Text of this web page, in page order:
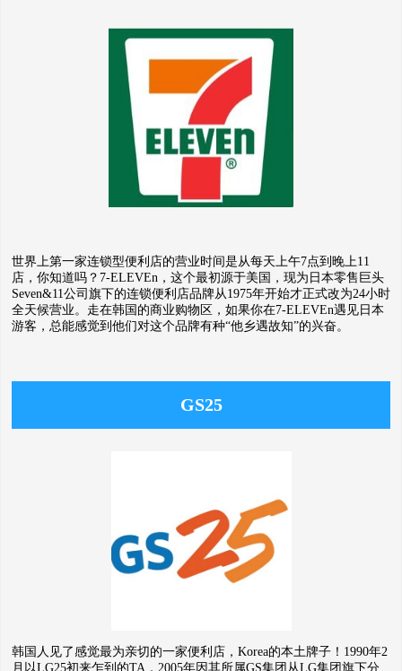
世界上第一家连锁型便利店的营业时间是从每天上午7点到晚上11
店，你知道吗？7-ELEVEn，这个最初源于美国，现为日本零售巨头
Seven&11公司旗下的连锁便利店品牌从1975年开始才正式改为24小时
全天候营业。走在韩国的商业购物区，如果你在7-ELEVEn遇见日本
游客，总能感觉到他们对这个品牌有种“他乡遇故知”的兴奋。
GS25
韩国人见了感觉最为亲切的一家便利店，Korea的本土牌子！1990年2
月以LG25初来乍到的TA，2005年因其所属GS集团从LG集团旗下分